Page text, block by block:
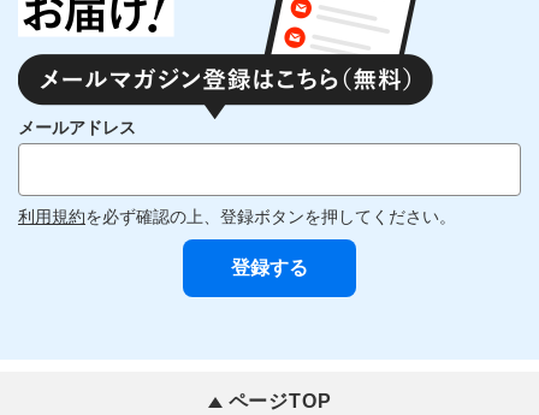
メールアドレス
利用規約を必ず確認の上、登録ボタンを押してください。
ページTOP